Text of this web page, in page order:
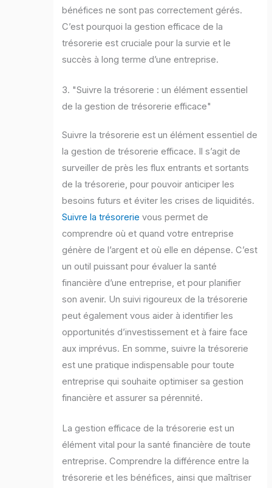
bénéfices ne sont pas correctement gérés.
C’est pourquoi la gestion efficace de la
trésorerie est cruciale pour la survie et le
succès à long terme d’une entreprise.
3. "Suivre la trésorerie : un élément essentiel
de la gestion de trésorerie efficace"
Suivre la trésorerie est un élément essentiel de
la gestion de trésorerie efficace. Il s’agit de
surveiller de près les flux entrants et sortants
de la trésorerie, pour pouvoir anticiper les
besoins futurs et éviter les crises de liquidités.
Suivre la trésorerie vous permet de
comprendre où et quand votre entreprise
génère de l’argent et où elle en dépense. C’est
un outil puissant pour évaluer la santé
financière d’une entreprise, et pour planifier
son avenir. Un suivi rigoureux de la trésorerie
peut également vous aider à identifier les
opportunités d’investissement et à faire face
aux imprévus. En somme, suivre la trésorerie
est une pratique indispensable pour toute
entreprise qui souhaite optimiser sa gestion
financière et assurer sa pérennité.
La gestion efficace de la trésorerie est un
élément vital pour la santé financière de toute
entreprise. Comprendre la différence entre la
trésorerie et les bénéfices, ainsi que maîtriser